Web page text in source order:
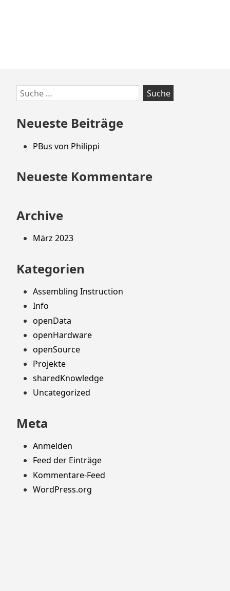
Zum
Footer
springen
Suche
nach:
Neueste Beiträge
PBus von Philippi
Neueste Kommentare
Archive
März 2023
Kategorien
Assembling Instruction
Info
openData
openHardware
openSource
Projekte
sharedKnowledge
Uncategorized
Meta
Anmelden
Feed der Einträge
Kommentare-Feed
WordPress.org